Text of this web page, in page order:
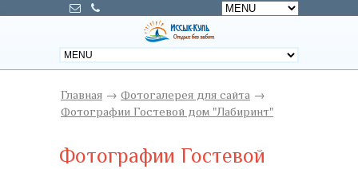
Главная → Фотогалерея для сайта →
Фотографии Гостевой дом "Лабиринт"
Фотографии Гостевой